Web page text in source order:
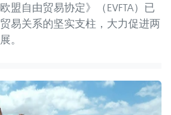
盟自由贸易协定》（EVFTA）已
易关系的坚实支柱，大力促进两
。